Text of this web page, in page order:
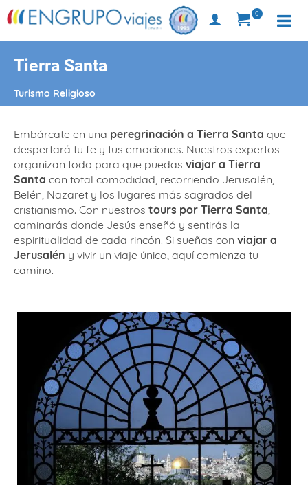
0
Tierra Santa
Turismo Religioso
Embárcate en una peregrinación a Tierra Santa que
despertará tu fe y tus emociones. Nuestros expertos
organizan todo para que puedas viajar a Tierra
Santa con total comodidad, recorriendo Jerusalén,
Belén, Nazaret y los lugares más sagrados del
cristianismo. Con nuestros tours por Tierra Santa,
caminarás donde Jesús enseñó y sentirás la
espiritualidad de cada rincón. Si sueñas con viajar a
Jerusalén y vivir un viaje único, aquí comienza tu
camino.